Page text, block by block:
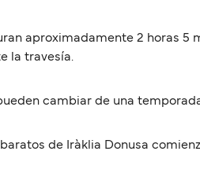
aproximadamente 2 horas 5
la travesía.
cambiar de una
de Iràklia Donusa